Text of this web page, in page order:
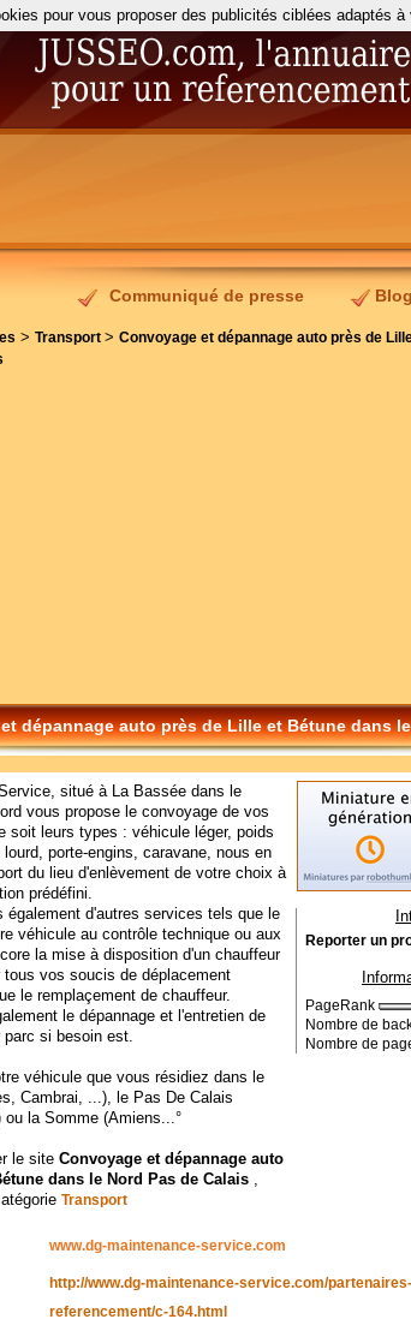
Communiqué de presse Blog
> Transport > Convoyage et dépannage auto près de
dépannage auto près de Lille et Bétune dans
situé à La Bassée dans le
vous propose le convoyage de vos
soit leurs types : véhicule léger, poids
lourd, porte-engins, caravane, nous en
du lieu d'enlèvement de votre choix à
prédéfini.
également d'autres services tels que le
véhicule au contrôle technique ou aux
la mise à disposition d'un chauffeur
tous vos soucis de déplacement
le remplaçement de chauffeur.
le dépannage et l'entretien de
si besoin est.
véhicule que vous résidiez dans le
Cambrai, ...), le Pas De Calais
la Somme (Amiens...°
le site Convoyage et dépannage auto
dans le Nord Pas de Calais ,
Transport
www.dg-maintenance-service.com
http://www.dg-maintenance-service.com/partenaires-
referencement/c-164.html
Reporter un
PageRank
Nombre de
Nombre de
pour vous proposer des publicités ciblées adaptés